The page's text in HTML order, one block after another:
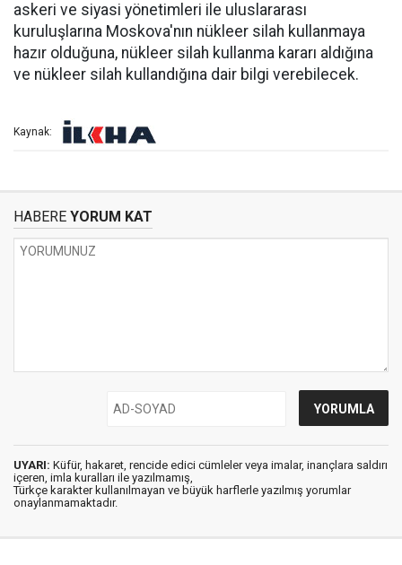
askeri ve siyasi yönetimleri ile uluslararası
kuruluşlarına Moskova'nın nükleer silah kullanmaya
hazır olduğuna, nükleer silah kullanma kararı aldığına
ve nükleer silah kullandığına dair bilgi verebilecek.
Kaynak:
HABERE YORUM KAT
UYARI: Küfür, hakaret, rencide edici cümleler veya imalar, inançlara saldırı
içeren, imla kuralları ile yazılmamış,
Türkçe karakter kullanılmayan ve büyük harflerle yazılmış yorumlar
onaylanmamaktadır.